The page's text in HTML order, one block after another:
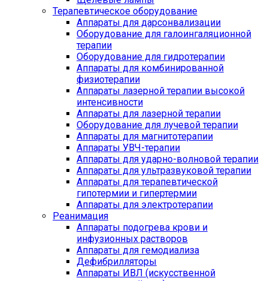
Терапевтическое оборудование
Аппараты для дарсонвализации
Оборудование для галоингаляционной
терапии
Оборудование для гидротерапии
Аппараты для комбинированной
физиотерапии
Аппараты лазерной терапии высокой
интенсивности
Аппараты для лазерной терапии
Оборудование для лучевой терапии
Аппараты для магнитотерапии
Аппараты УВЧ-терапии
Аппараты для ударно-волновой терапии
Аппараты для ультразвуковой терапии
Аппараты для терапевтической
гипотермии и гипертермии
Аппараты для электротерапии
Реанимация
Аппараты подогрева крови и
инфузионных растворов
Аппараты для гемодиализа
Дефибрилляторы
Аппараты ИВЛ (искусственной